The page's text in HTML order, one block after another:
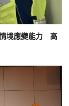
情境應變能力 高